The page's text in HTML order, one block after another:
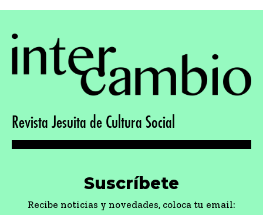
Revista Jesuita de Cultura Social
Suscríbete
Recibe noticias y novedades, coloca tu email: